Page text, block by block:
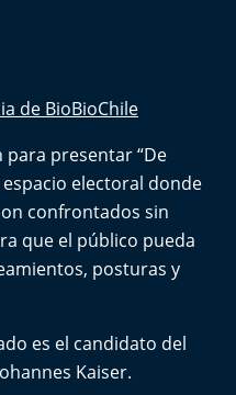
de BioBioChile
para presentar “De
electoral donde
confrontados sin
que el público pueda
posturas y
es el candidato del
Kaiser.